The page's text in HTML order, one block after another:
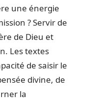
une énergie
? Servir de
de Dieu et
Les textes
de saisir le
divine, de
la